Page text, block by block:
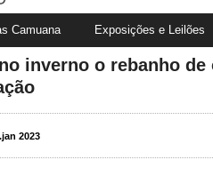
Camuana Exposições e Leilões
inverno o rebanho de
2023